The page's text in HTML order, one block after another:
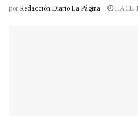
por Redacción Diario La Página HACE